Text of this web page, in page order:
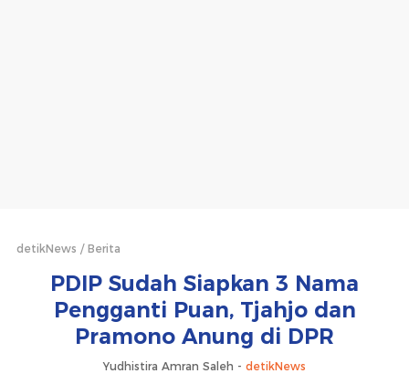
detikNews Berita
PDIP Sudah Siapkan 3 Nama
Pengganti Puan, Tjahjo dan
Pramono Anung di DPR
Yudhistira Amran Saleh - detikNews